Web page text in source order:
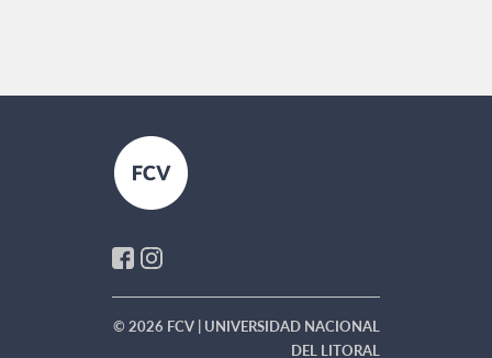
© 2026 FCV | UNIVERSIDAD NACIONAL
DEL LITORAL